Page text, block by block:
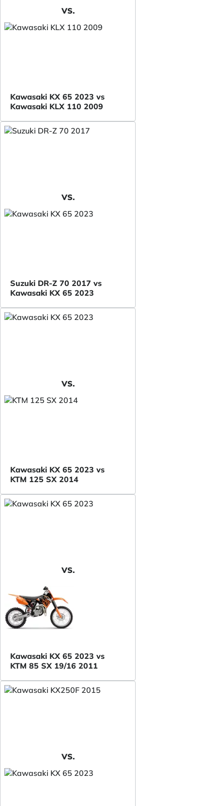
VS.
Kawasaki KX 65 2023 vs
Kawasaki KLX 110 2009
VS.
Suzuki DR-Z 70 2017 vs
Kawasaki KX 65 2023
VS.
Kawasaki KX 65 2023 vs
KTM 125 SX 2014
VS.
Kawasaki KX 65 2023 vs
KTM 85 SX 19/16 2011
VS.